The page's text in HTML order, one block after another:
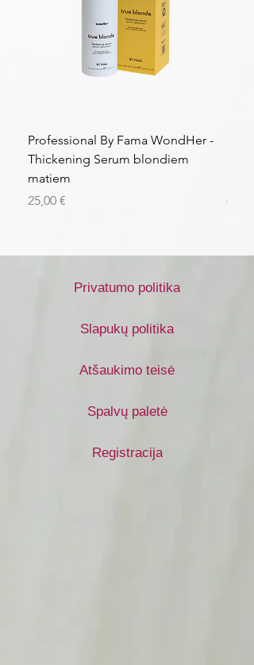
Professional By Fama WondHer -
Thickening Serum blondiem
matiem
Kaina
25,00 €
Kaina
43,56
Privatumo politika
Slapukų politika
Atšaukimo teisė
Spalvų paletė
Registracija